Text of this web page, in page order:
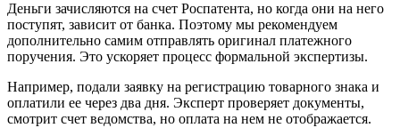
Деньги зачисляются на счет Роспатента, но когда они на него
поступят, зависит от банка. Поэтому мы рекомендуем
дополнительно самим отправлять оригинал платежного
поручения. Это ускоряет процесс формальной экспертизы.
Например, подали заявку на регистрацию товарного знака и
оплатили ее через два дня. Эксперт проверяет документы,
смотрит счет ведомства, но оплата на нем не отображается.